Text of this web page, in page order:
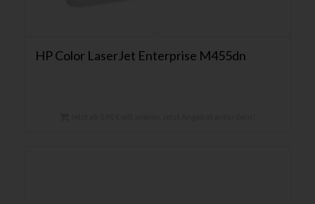
HP Color LaserJet Enterprise M455dn